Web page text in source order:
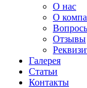
О нас
О
Отзывы
Галерея
Статьи
Контакты